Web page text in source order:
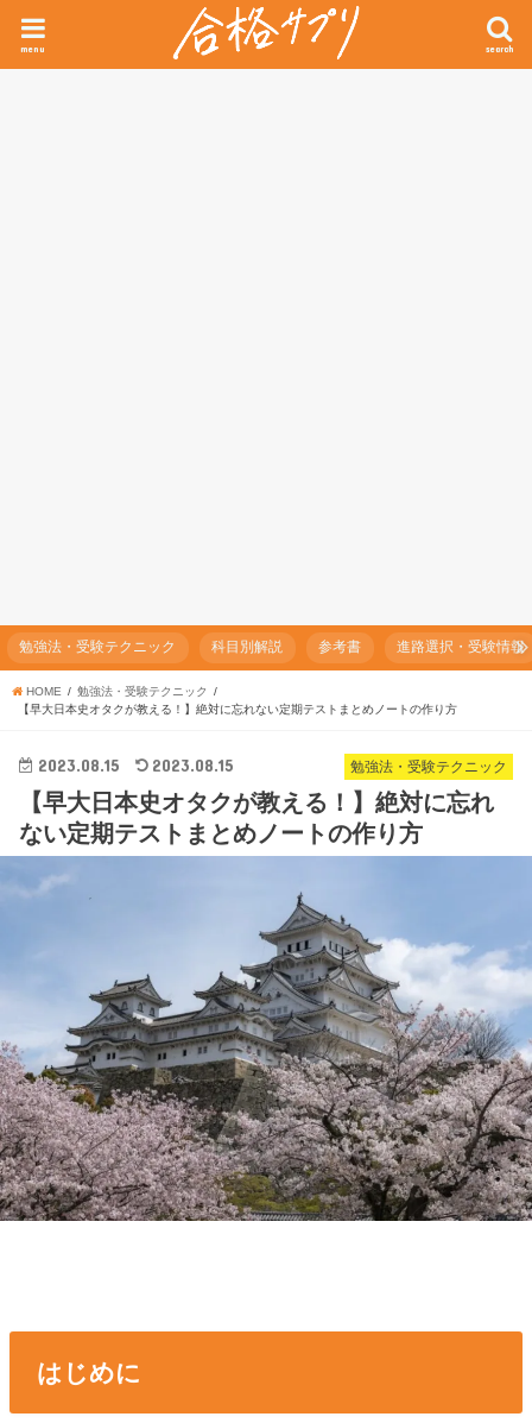
search
menu
勉強法・受験テクニック 科目別解説 参考書 進路選択・受験情報
HOME
勉強法・受験テクニック
【早大日本史オタクが教える！】絶対に忘れない定期テストまとめノートの作り方
勉強法・受験テクニック
2023.08.15 2023.08.15
【早大日本史オタクが教える！】絶対に忘れ
ない定期テストまとめノートの作り方
はじめに